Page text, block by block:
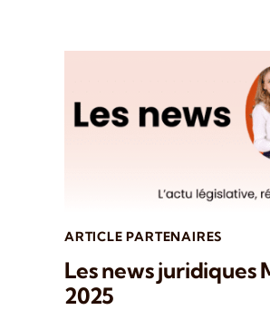
ARTICLE PARTENAIRES
Les news juridiques
2025